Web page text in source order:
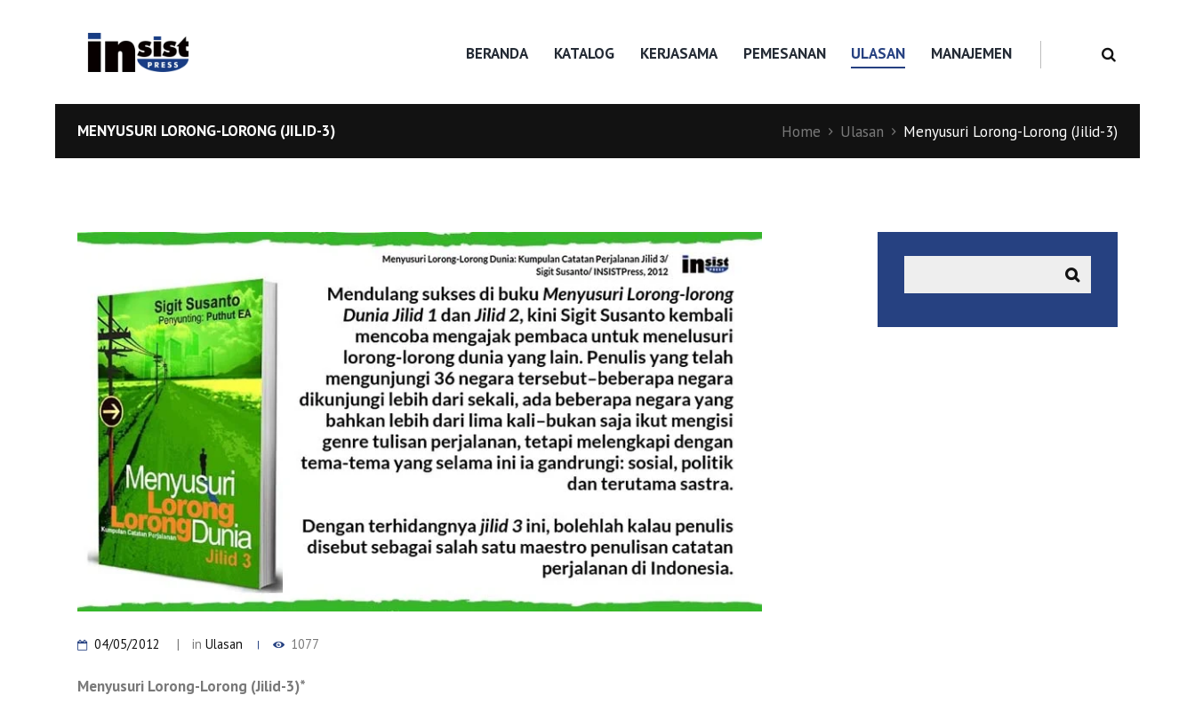
BERANDA KATALOG KERJASAMA PEMESANAN ULASAN MANAJEMEN
MENYUSURI LORONG-LORONG (JILID-3) Home Ulasan Menyusuri Lorong-Lorong (Jilid-3)
04/05/2012 inUlasan 1077
Menyusuri Lorong-Lorong (Jilid-3)*